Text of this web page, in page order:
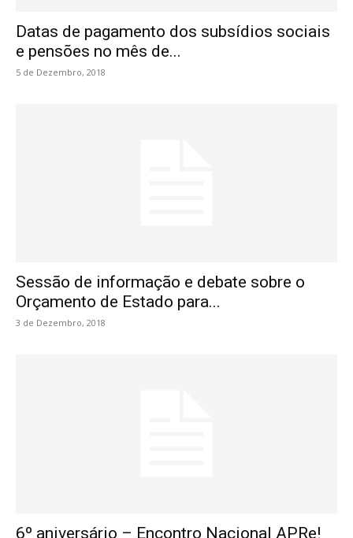
Datas de pagamento dos subsídios sociais
e pensões no mês de...
5 de Dezembro, 2018
Sessão de informação e debate sobre o
Orçamento de Estado para...
3 de Dezembro, 2018
6º aniversário – Encontro Nacional APRe!